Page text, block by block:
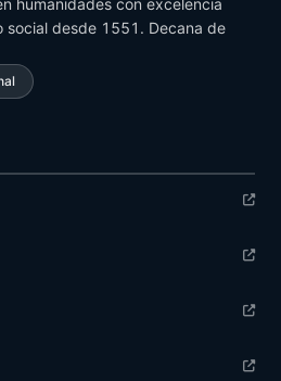
social desde 1551. Decana de